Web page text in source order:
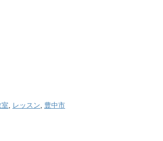
, レッスン, 豊中市